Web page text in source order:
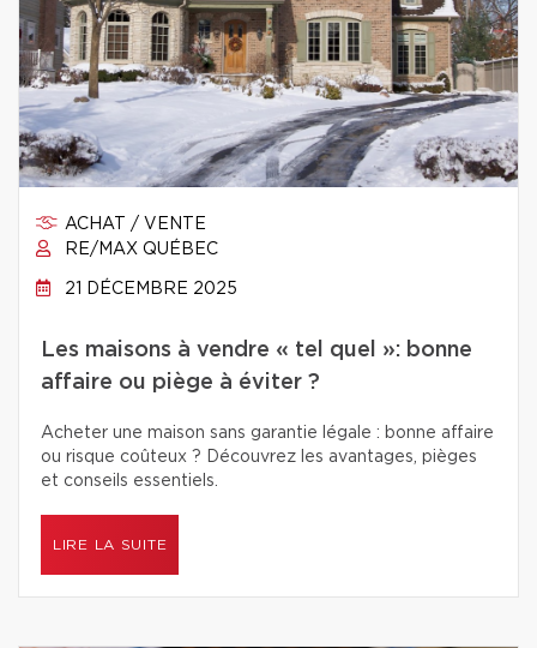
ACHAT / VENTE
RE/MAX QUÉBEC
21 DÉCEMBRE 2025
Les maisons à vendre « tel quel »: bonne
affaire ou piège à éviter ?
Acheter une maison sans garantie légale : bonne affaire
ou risque coûteux ? Découvrez les avantages, pièges
et conseils essentiels.
LIRE LA SUITE